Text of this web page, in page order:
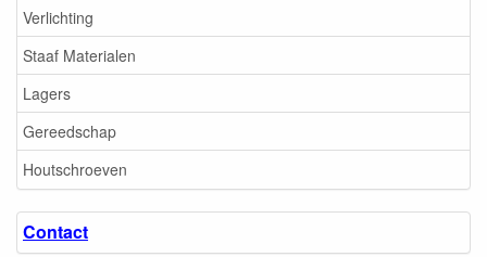
Verlichting
Staaf Materialen
Lagers
Gereedschap
Houtschroeven
Contact